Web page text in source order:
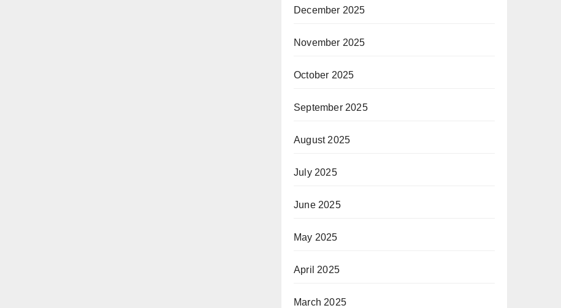
December 2025
November 2025
October 2025
September 2025
August 2025
July 2025
June 2025
May 2025
April 2025
March 2025